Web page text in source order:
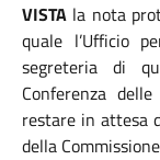
VISTA la nota
quale l’Ufficio
segreteria di
Conferenza
restare in attesa
della